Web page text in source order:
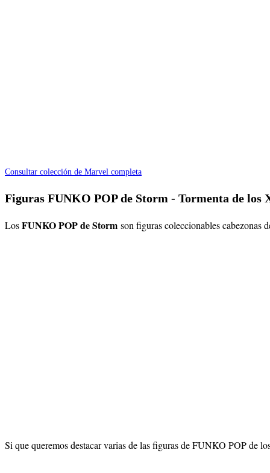
Consultar colección de Marvel completa
Figuras FUNKO POP de Storm - Tormenta de los
LosFUNKO POP de Storm son figuras coleccionables cabezonas
Si que queremos destacar varias de las figuras de FUNKO POP de